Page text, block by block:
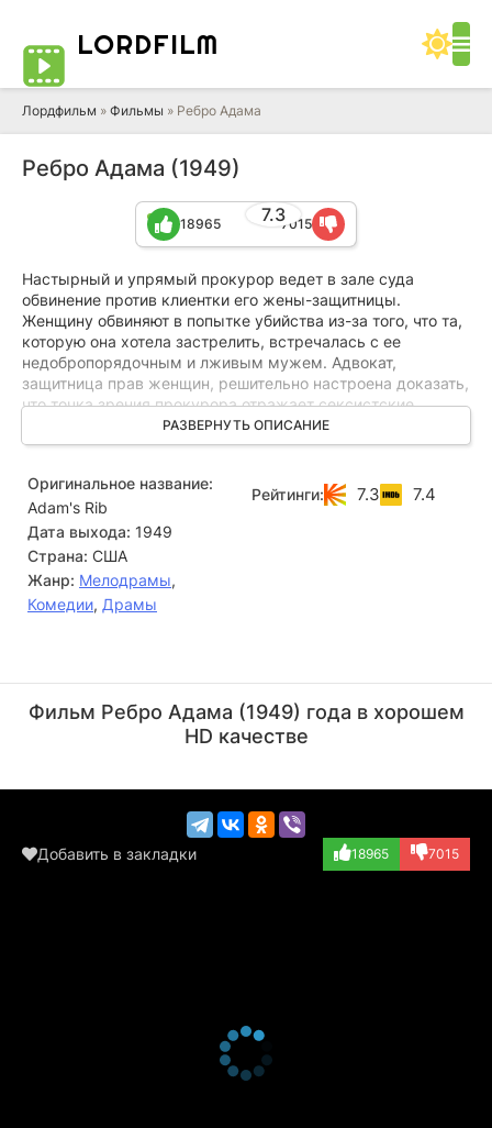
LORDFILM
Лордфильм » Фильмы » Ребро Адама
Ребро Адама (1949)
7.3
18965 7015
Настырный и упрямый прокурор ведет в зале суда
обвинение против клиентки его жены-защитницы.
Женщину обвиняют в попытке убийства из-за того, что та,
которую она хотела застрелить, встречалась с ее
недобропорядочным и лживым мужем. Адвокат,
защитница прав женщин, решительно настроена доказать,
что точка зрения прокурора отражает сексистские
двойные стандарты и что мужа обвиняемой за подобные
действия даже и не судили бы. Это возмущает
блюстителей закона трещит по швам, а судебные
препирательства продолжаются и дома...
РАЗВЕРНУТЬ ОПИСАНИЕ
Оригинальное название:
Adam's Rib
Дата выхода: 1949
Страна: США
Жанр: Мелодрамы,
Комедии, Драмы
Рейтинги: 7.3 7.4
(Courtroom Extra...)
(Man in Courtroo...)
Фильм Ребро Адама (1949) года в хорошем
HD качестве
Добавить в закладки 18965 7015